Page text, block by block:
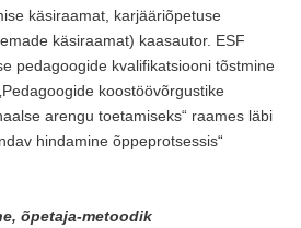
käsiraamat, karjääriõpetuse
käsiraamat) kaasautor. ESF
pedagoogide kvalifikatsiooni tõstmine
koostöövõrgustike
arengu toetamiseks“ raames läbi
hindamine õppeprotsessis“
õpetaja-metoodik